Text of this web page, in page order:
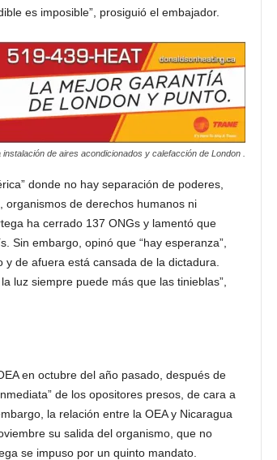
es imposible”, prosiguió el embajador.
de aires acondicionados y calefacción de London .
donde no hay separación de poderes,
de derechos humanos ni
ha cerrado 137 ONGs y lamentó que
Sin embargo, opinó que “hay esperanza”,
de afuera está cansada de la dictadura.
luz siempre puede más que las tinieblas”,
en octubre del año pasado, después de
de los opositores presos, de cara a
la relación entre la OEA y Nicaragua
su salida del organismo, que no
se impuso por un quinto mandato.